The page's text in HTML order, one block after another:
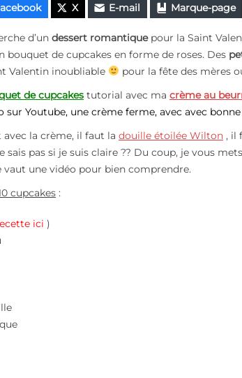
X E-mail Marque-page
d’un dessert romantique pour la Saint
bouquet de cupcakes en forme de roses. Des
Valentin inoubliable
pour la fête des mères
de cupcakes tutorial avec ma crème au
sur Youtube, une crème ferme, avec avec
la crème, il faut la douille étoilée Wilton , il
sais pas si je suis claire ?? Du coup, je vous
vaut une vidéo pour bien comprendre.
cupcakes :
ici )